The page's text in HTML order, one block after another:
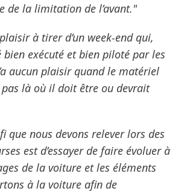
de la limitation de l’avant."
à tirer d’un week-end qui,
bien exécuté et bien piloté par les
aucun plaisir quand le matériel
pas là où il doit être ou devrait
que nous devons relever lors des
est d’essayer de faire évoluer à
de la voiture et les éléments
à la voiture afin de